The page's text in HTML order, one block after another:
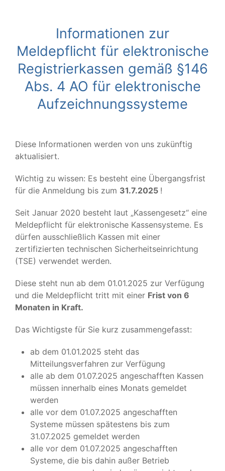
Informationen zur
Meldepflicht für elektronische
Registrierkassen gemäß §146
Abs. 4 AO für elektronische
Aufzeichnungssysteme
Diese Informationen werden von uns zukünftig
aktualisiert.
Wichtig zu wissen: Es besteht eine Übergangsfrist
für die Anmeldung bis zum 31.7.2025 !
Seit Januar 2020 besteht laut „Kassengesetz“ eine
Meldepflicht für elektronische Kassensysteme. Es
dürfen ausschließlich Kassen mit einer
zertifizierten technischen Sicherheitseinrichtung
(TSE) verwendet werden.
Diese steht nun ab dem 01.01.2025 zur Verfügung
und die Meldepflicht tritt mit einer Frist von 6
Monaten in Kraft.
Das Wichtigste für Sie kurz zusammengefasst:
ab dem 01.01.2025 steht das
Mitteilungsverfahren zur Verfügung
alle ab dem 01.07.2025 angeschafften Kassen
müssen innerhalb eines Monats gemeldet
werden
alle vor dem 01.07.2025 angeschafften
Systeme müssen spätestens bis zum
31.07.2025 gemeldet werden
alle vor dem 01.07.2025 angeschafften
Systeme, die bis dahin außer Betrieb